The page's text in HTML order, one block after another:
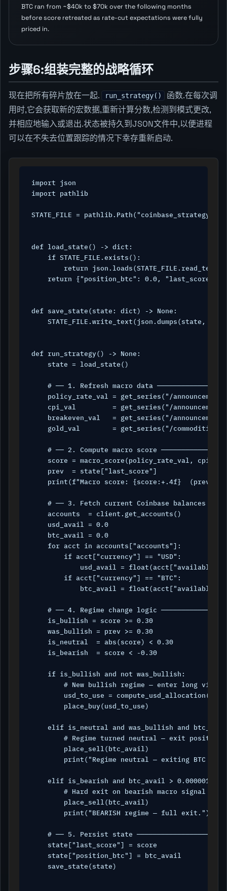
BTC ran from ~$40k to $70k over the following months
before score retreated as rate-cut expectations were fully
priced in.
步骤6:组装完整的战略循环
现在把所有碎片放在一起. run_strategy()
函数.在每次调
用时,它会获取新的宏数据,重新计算分数,检测到模式更改,
并相应地输入或退出.状态被持久到JSON文件中,以便进程
可以在不失去位置跟踪的情况下幸存重新启动.
import json
import pathlib
STATE_FILE =
def load_state() -> dict:
    if STATE_FILE.exists():
return
return {"position_btc": 0.0, "last_score":
def save_state(state: dict) -> None:
STATE_FILE.write_text(json.dumps(state,
def run_strategy() -> None:
    state = load_state()
# ── 1. Refresh macro data
policy_rate_val = get_series("/
cpi_val         = get_series("/
breakeven_val   = get_series("/
gold_val        = get_series("/commodities/
# ── 2. Compute macro score
score = macro_score(policy_rate_val,
    prev  = state["last_score"]
print(f"Macro score: {score:+.4f}  (prev:
# ── 3. Fetch current Coinbase balances
    accounts  = client.get_accounts()
    usd_avail = 0.0
    btc_avail = 0.0
    for acct in accounts["accounts"]:
        if acct["currency"] == "USD":
usd_avail =
        if acct["currency"] == "BTC":
btc_avail =
# ── 4. Regime change logic
    is_bullish = score >= 0.30
    was_bullish = prev >= 0.30
    is_neutral  = abs(score) < 0.30
    is_bearish  = score < -0.30
    if is_bullish and not was_bullish:
# New bullish regime — enter long via
usd_to_use =
        place_buy(usd_to_use)
elif is_neutral and was_bullish and
        # Regime turned neutral — exit position
        place_sell(btc_avail)
print("Regime neutral — exiting BTC
    elif is_bearish and btc_avail > 0.000001:
        # Hard exit on bearish macro signal
        place_sell(btc_avail)
        print("BEARISH regime — full exit.")
# ── 5. Persist state
    state["last_score"] = score
    state["position_btc"] = btc_avail
    save_state(state)